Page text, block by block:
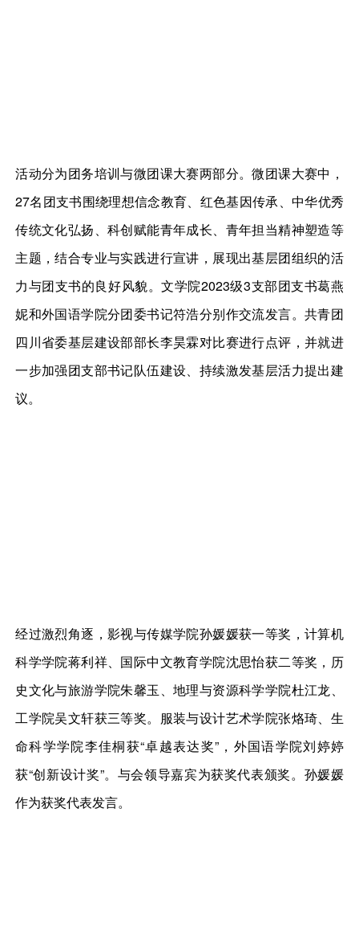
活动分为团务培训与微团课大赛两部分。微团课大赛中，
27名团支书围绕理想信念教育、红色基因传承、中华优秀
传统文化弘扬、科创赋能青年成长、青年担当精神塑造等
主题，结合专业与实践进行宣讲，展现出基层团组织的活
力与团支书的良好风貌。文学院2023级3支部团支书葛燕
妮和外国语学院分团委书记符浩分别作交流发言。共青团
四川省委基层建设部部长李昊霖对比赛进行点评，并就进
一步加强团支部书记队伍建设、持续激发基层活力提出建
议。
经过激烈角逐，影视与传媒学院孙媛媛获一等奖，计算机
科学学院蒋利祥、国际中文教育学院沈思怡获二等奖，历
史文化与旅游学院朱馨玉、地理与资源科学学院杜江龙、
工学院吴文轩获三等奖。服装与设计艺术学院张烙琦、生
命科学学院李佳桐获“卓越表达奖”，外国语学院刘婷婷
获“创新设计奖”。与会领导嘉宾为获奖代表颁奖。孙媛媛
作为获奖代表发言。